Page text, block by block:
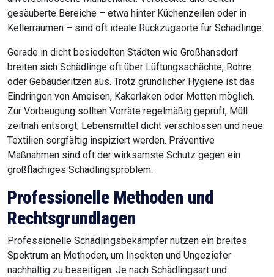
gesäuberte Bereiche – etwa hinter Küchenzeilen oder in
Kellerräumen – sind oft ideale Rückzugsorte für Schädlinge.
Gerade in dicht besiedelten Städten wie Großhansdorf
breiten sich Schädlinge oft über Lüftungsschächte, Rohre
oder Gebäuderitzen aus. Trotz gründlicher Hygiene ist das
Eindringen von Ameisen, Kakerlaken oder Motten möglich.
Zur Vorbeugung sollten Vorräte regelmäßig geprüft, Müll
zeitnah entsorgt, Lebensmittel dicht verschlossen und neue
Textilien sorgfältig inspiziert werden. Präventive
Maßnahmen sind oft der wirksamste Schutz gegen ein
großflächiges Schädlingsproblem.
Professionelle Methoden und
Rechtsgrundlagen
Professionelle Schädlingsbekämpfer nutzen ein breites
Spektrum an Methoden, um Insekten und Ungeziefer
nachhaltig zu beseitigen. Je nach Schädlingsart und